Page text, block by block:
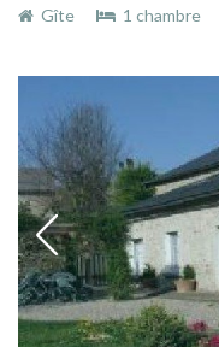
Gîte
1 chambre